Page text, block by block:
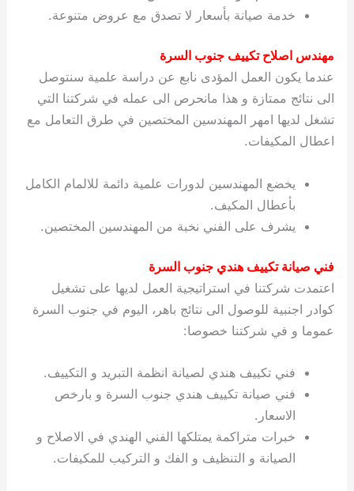
خدمة صيانة بأسعار لا تصدق مع عروض متنوعة.
مهندس اصلاح تكييف جنوب السرة
عندما يكون العمل المؤدى نابع عن دراسة علمية سنتوصل
الى نتائج ممتازة و هذا مانحرص الى عمله في شركتنا التي
تشغل لديها امهر المهندسين المختصين في طرق التعامل مع
اعطال المكيفات.
يخضع المهندسين لدورات علمية دائمة للالمام الكامل
بأعطال المكيف.
يشرف على الفني نخبة من المهندسين المختصين.
فني صيانة تكييف هندي جنوب السرة
اعتمدت شركتنا في استراتيجية العمل لديها على تشغيل
كوادر اجنبية للوصول الى نتائج باهر، اليوم في جنوب السرة
عموما و في شركتنا خصوصا:
فني تكييف هندي لصيانة انظمة التبريد و التكييف.
فني صيانة تكييف هندي جنوب السرة و بارخص
الاسعار.
خبرات متراكمة يمتلكها الفني الهندي في الاصلاح و
الصيانة و التنظيف و الفك و التركيب للمكيفات.